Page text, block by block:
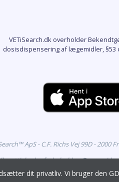
VETiSearch.dk overholder
dosisdispensering af lægemidler, §53
ApS - C.F. Richs Vej 99D - 2000
rettigheder forbeholdes. Denne
godkendt til
dit privatliv. Vi bruger den